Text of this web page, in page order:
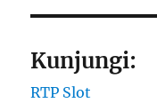
Kunjungi:
RTP Slot